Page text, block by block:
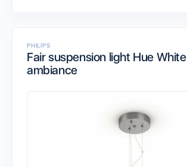
PHILIPS
Fair suspension light Hue White
ambiance